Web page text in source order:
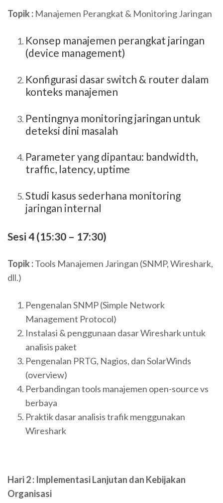
Topik : Manajemen Perangkat & Monitoring Jaringan
Konsep manajemen perangkat jaringan
(device management)
Konfigurasi dasar switch & router dalam
konteks manajemen
Pentingnya monitoring jaringan untuk
deteksi dini masalah
Parameter yang dipantau: bandwidth,
traffic, latency, uptime
Studi kasus sederhana monitoring
jaringan internal
Sesi 4 (15:30 – 17:30)
Topik :Tools Manajemen Jaringan (SNMP, Wireshark,
dll.)
Pengenalan SNMP (Simple Network
Management Protocol)
Instalasi & penggunaan dasar Wireshark untuk
analisis paket
Pengenalan PRTG, Nagios, dan SolarWinds
(overview)
Perbandingan tools manajemen open-source vs
berbaya
Praktik dasar analisis trafik menggunakan
Wireshark
Hari 2 : Implementasi Lanjutan dan Kebijakan
Organisasi